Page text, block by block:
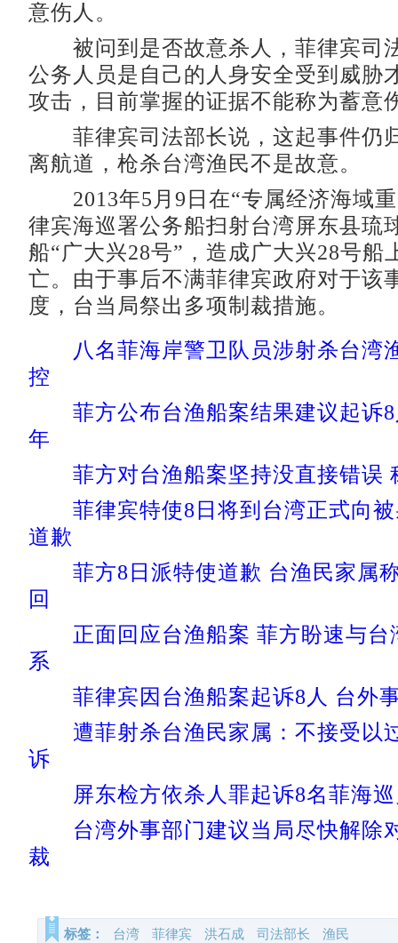
意伤人。
被问到是否故意杀人，菲律宾司
公务人员是自己的人身安全受到威胁
攻击，目前掌握的证据不能称为蓄意
菲律宾司法部长说，这起事件仍
离航道，枪杀台湾渔民不是故意。
2013年5月9日在“专属经济海域重
律宾海巡署公务船扫射台湾屏东县琉
船“广大兴28号”，造成广大兴28号船
亡。由于事后不满菲律宾政府对于该
度，台当局祭出多项制裁措施。
八名菲海岸警卫队员涉射杀台湾
控
菲方公布台渔船案结果建议起诉
年
菲方对台渔船案坚持没直接错误
菲律宾特使8日将到台湾正式向
道歉
菲方8日派特使道歉 台渔民家属
回
正面回应台渔船案 菲方盼速与台
系
菲律宾因台渔船案起诉8人 台外
遭菲射杀台渔民家属：不接受以
诉
屏东检方依杀人罪起诉8名菲海
台湾外事部门建议当局尽快解除
裁
标签： 台湾 菲律宾 洪石成 司法部长 渔民